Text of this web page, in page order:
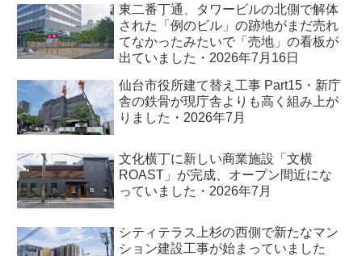
東二番丁通、タワービルの北側で解体
された「例のビル」の跡地がまだ売れ
てなかったみたいで「売地」の看板が
出ていました・2026年7月16日
仙台市役所建て替え工事 Part15・新庁
舎の鉄骨が現庁舎よりも高く組み上が
りました・2026年7月
文化横丁に新しい商業施設「文横
ROAST」が完成、オープン間近にな
っていました・2026年7月
シティテラス上杉の西側で新たなマン
ション建設工事が始まっていました